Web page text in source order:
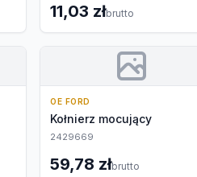
11,03 złbrutto
OE FORD
Kołnierz mocujący
2429669
59,78 złbrutto